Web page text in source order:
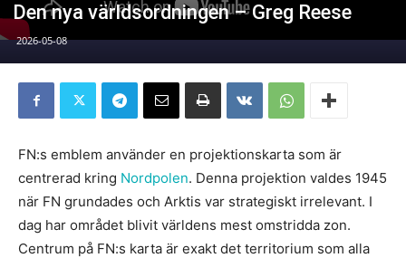
Den nya världsordningen – Greg Reese
2026-05-08
FN:s emblem använder en projektionskarta som är
centrerad kring Nordpolen. Denna projektion valdes 1945
när FN grundades och Arktis var strategiskt irrelevant. I
dag har området blivit världens mest omstridda zon.
Centrum på FN:s karta är exakt det territorium som alla